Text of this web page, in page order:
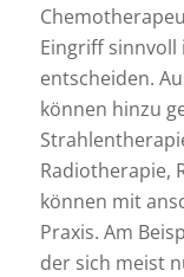
Eingriff
entscheiden.
können hinzu
Radiotherapie,
können mit
Praxis. Am
der sich meist